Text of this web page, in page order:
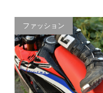
ファッション